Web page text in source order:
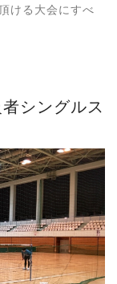
ける大会にすべ
シングルス